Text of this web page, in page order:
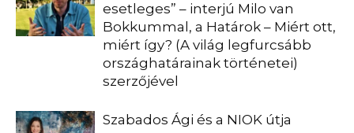
esetleges” – interjú Milo van
Bokkummal, a Határok – Miért ott,
miért így? (A világ legfurcsább
országhatárainak történetei)
szerzőjével
Szabados Ági és a NIOK útja